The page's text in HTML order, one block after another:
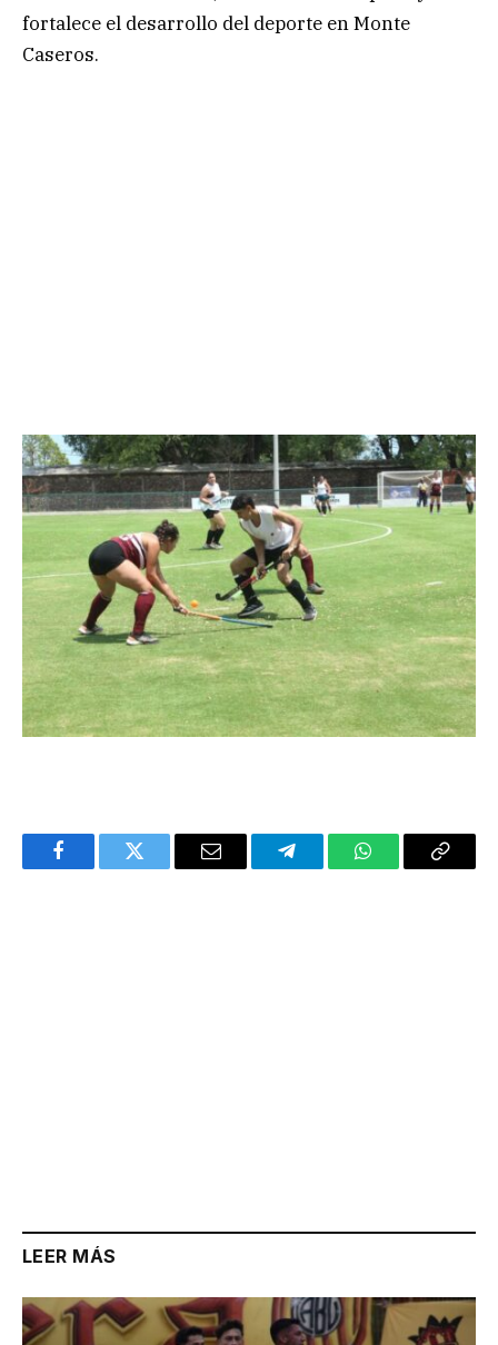
fortalece el desarrollo del deporte en Monte
Caseros.
FacebookTwitter Email TelegramWhatsAppCopy
LEER MÁS